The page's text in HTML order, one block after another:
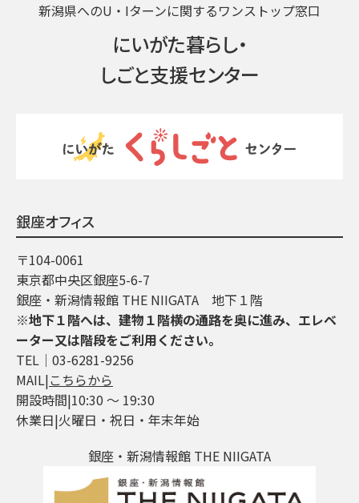
新潟県へのU・Iターンに関するワンストップ窓口
にいがた暮らし・
しごと支援センター
銀座オフィス
〒104-0061
東京都中央区銀座5-6-7
銀座・新潟情報館 THE NIIGATA 地下１階
※地下１階へは、建物１階横の通路を奥に進み、エレベ
ーター又は階段をご利用ください。
TEL│03-6281-9256
MAIL|こちらから
開設時間|10:30 ～ 19:30
休業日|火曜日・祝日・年末年始
銀座・新潟情報館 THE NIIGATA